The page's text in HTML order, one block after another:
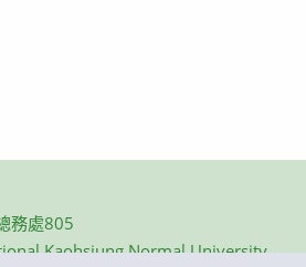
務處805
Kaohsiung Normal University